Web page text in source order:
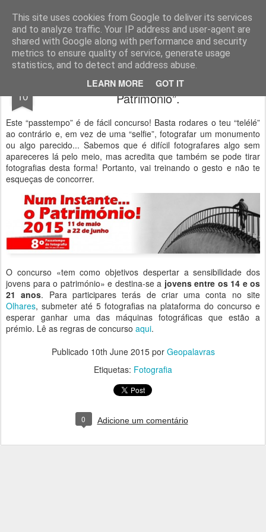
This site uses cookies from Google to deliver its services
and to analyze traffic. Your IP address and user-agent are
shared with Google along with performance and security
metrics to ensure quality of service, generate usage
statistics, and to detect and address abuse.
LEARN MORE GOT IT
Geopalavras
canal800 clique ZapCanal
10
Passatempo: “Num instante… o
Património”.
Este “passtempo” é de fácil concurso! Basta rodares o teu “telélé”
ao contrário e, em vez de uma “selfie”, fotografar um monumento
ou algo parecido... Sabemos que é difícil fotografares algo sem
apareceres lá pelo meio, mas acredita que também se pode tirar
fotografias desta forma! Portanto, vai treinando o gesto e não te
esqueças de concorrer.
O concurso «tem como objetivos despertar a sensibilidade dos
jovens para o património» e destina-se a jovens entre os 14 e os
21 anos. Para participares terás de criar uma conta no site
Olhares, submeter até 5 fotografias na plataforma do concurso e
esperar ganhar uma das máquinas fotográficas que estão a
prémio. Lê as regras de concurso aqui.
Publicado 10th June 2015por Geopalavras
Etiquetas: Fotografia
0 Adicione um comentário